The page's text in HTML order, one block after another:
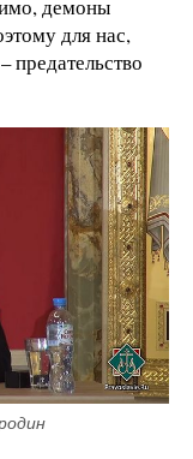
демоны
для нас,
предательство